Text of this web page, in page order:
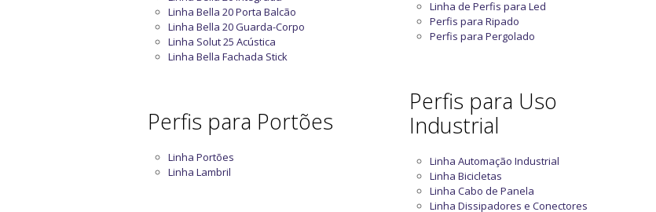
Linha Bella 20 Porta Balcão
Linha Bella 20 Guarda-Corpo
Linha Solut 25 Acústica
Linha Bella Fachada Stick
Perfis para Portões
Linha Portões
Linha Lambril
Linha de Perfis para Led
Perfis para Ripado
Perfis para Pergolado
Perfis para Uso
Industrial
Linha Automação Industrial
Linha Bicicletas
Linha Cabo de Panela
Linha Dissipadores e Conectores